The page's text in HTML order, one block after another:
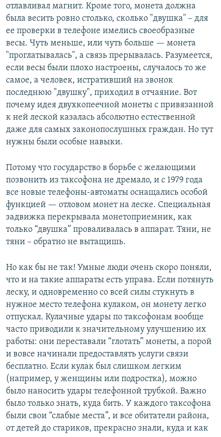
отлавливал магнит. Кроме того, монета должна
была весить ровно столько, сколько "двушка" – для
ее проверки в телефоне имелись своеобразные
весы. Чуть меньше, или чуть больше — монета
"проглатывалась", а связь прерывалась. Разумеется,
если весы были плохо настроены, случалось то же
самое, а человек, истративший на звонок
последнюю "двушку", приходил в отчаяние. Вот
почему идея двухкопеечной монеты с привязанной
к ней леской казалась абсолютно естественной
даже для самых законопослушных граждан. Но тут
нужны были особые навыки.
Потому что государство в борьбе с желающими
позвонить из таксофона не дремало, и с 1979 года
все новые телефоны-автоматы оснащались особой
функцией — отловом монет на леске. Специальная
задвижка перекрывала монетоприемник, как
только “двушка” проваливалась в аппарат. Тяни, не
тяни – обратно не вытащишь.
Но как бы не так! Умные люди очень скоро поняли,
что и на такие аппараты есть управа. Если потянуть
леску, и одновременно со всей силы стукнуть в
нужное место телефона кулаком, он монету легко
отпускал. Кулачные удары по таксофонам вообще
часто приводили к значительному улучшению их
работы: они переставали “глотать” монеты, а порой
и вовсе начинали предоставлять услуги связи
бесплатно. Если кулак был слишком легким
(например, у женщины или подростка), можно
было наносить удары телефонной трубкой. Важно
было только знать, куда бить. У каждого таксофона
были свои “слабые места”, и все обитатели района,
от детей до стариков, прекрасно знали, куда и как